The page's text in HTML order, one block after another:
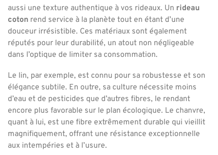
aussi une texture authentique à vos rideaux. Un rideau
coton rend service à la planète tout en étant d’une
douceur irrésistible. Ces matériaux sont également
réputés pour leur durabilité, un atout non négligeable
dans l’optique de limiter sa consommation.
Le lin, par exemple, est connu pour sa robustesse et son
élégance subtile. En outre, sa culture nécessite moins
d’eau et de pesticides que d’autres fibres, le rendant
encore plus favorable sur le plan écologique. Le chanvre,
quant à lui, est une fibre extrêmement durable qui vieillit
magnifiquement, offrant une résistance exceptionnelle
aux intempéries et à l’usure.